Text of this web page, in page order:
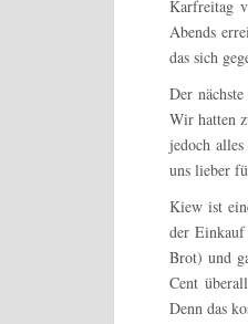
Karfreitag
Abends
das sich
Der
Wir hatten
jedoch
uns lieber
Kiew ist
der
Brot) und
Cent
Denn das